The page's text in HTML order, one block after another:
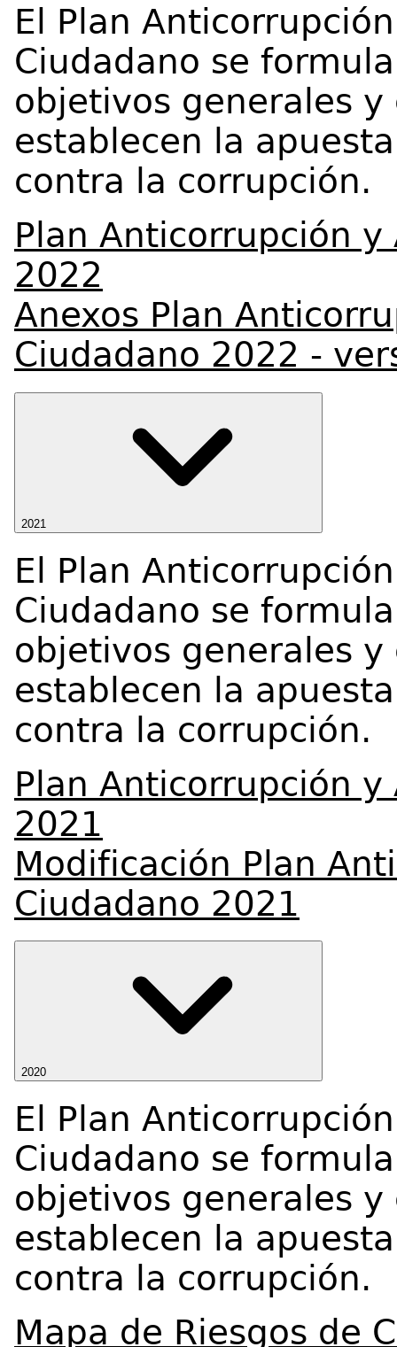
El Plan
Ciudadano se
objetivos generales y
establecen la
contra la corrupción.
Plan Anticorrupción
2022
Anexos Plan
Ciudadano 2022 -
2021
El Plan
Ciudadano se
objetivos generales y
establecen la
contra la corrupción.
Plan Anticorrupción
2021
Modificación Plan
Ciudadano 2021
2020
El Plan
Ciudadano se
objetivos generales y
establecen la
contra la corrupción.
Mapa de Riesgos de